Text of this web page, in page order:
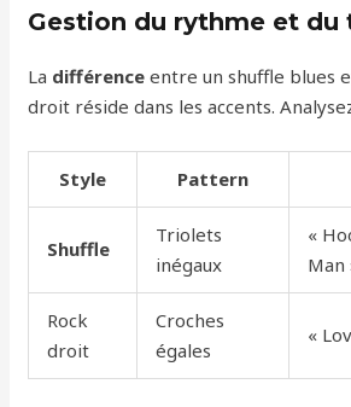
Gestion du rythme et du
La différence entre un shuffle blues
droit réside dans les accents.
Style Pattern
Shuffle
Triolets
inégaux
«
Man
Rock
droit
Croches
égales
«